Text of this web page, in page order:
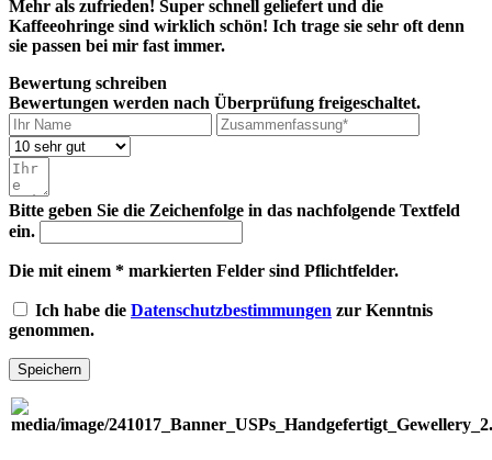
Mehr als zufrieden! Super schnell geliefert und die
Kaffeeohringe sind wirklich schön! Ich trage sie sehr oft denn
sie passen bei mir fast immer.
Bewertung schreiben
Bewertungen werden nach Überprüfung freigeschaltet.
Bitte geben Sie die Zeichenfolge in das nachfolgende Textfeld
ein.
Die mit einem * markierten Felder sind Pflichtfelder.
Ich habe die Datenschutzbestimmungen zur Kenntnis
genommen.
Speichern